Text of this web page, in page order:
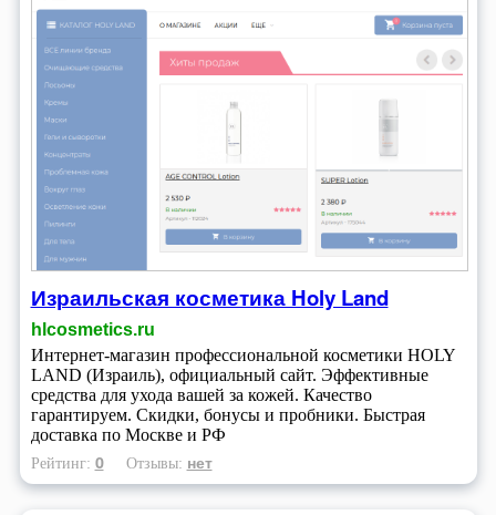
Израильская косметика Holy Land
hlcosmetics.ru
Интернет-магазин профессиональной косметики HOLY
LAND (Израиль), официальный сайт. Эффективные
средства для ухода вашей за кожей. Качество
гарантируем. Скидки, бонусы и пробники. Быстрая
доставка по Москве и РФ
Рейтинг: 0 Отзывы: нет